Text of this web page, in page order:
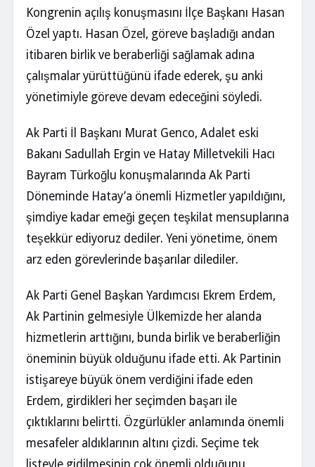
Kongrenin açılış konuşmasını İlçe Başkanı Hasan
Özel yaptı. Hasan Özel, göreve başladığı andan
itibaren birlik ve beraberliği sağlamak adına
çalışmalar yürüttüğünü ifade ederek, şu anki
yönetimiyle göreve devam edeceğini söyledi.
Ak Parti İl Başkanı Murat Genco, Adalet eski
Bakanı Sadullah Ergin ve Hatay Milletvekili Hacı
Bayram Türkoğlu konuşmalarında Ak Parti
Döneminde Hatay’a önemli Hizmetler yapıldığını,
şimdiye kadar emeği geçen teşkilat mensuplarına
teşekkür ediyoruz dediler. Yeni yönetime, önem
arz eden görevlerinde başarılar dilediler.
Ak Parti Genel Başkan Yardımcısı Ekrem Erdem,
Ak Partinin gelmesiyle Ülkemizde her alanda
hizmetlerin arttığını, bunda birlik ve beraberliğin
öneminin büyük olduğunu ifade etti. Ak Partinin
istişareye büyük önem verdiğini ifade eden
Erdem, girdikleri her seçimden başarı ile
çıktıklarını belirtti. Özgürlükler anlamında önemli
mesafeler aldıklarının altını çizdi. Seçime tek
listeyle gidilmesinin çok önemli olduğunu,